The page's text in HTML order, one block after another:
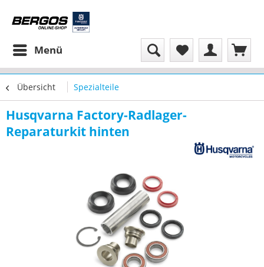
Menü
Übersicht Spezialteile
Husqvarna Factory-Radlager-
Reparaturkit hinten